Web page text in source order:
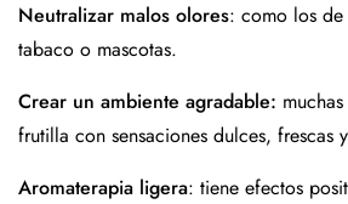
Neutralizar malos olores: como los
tabaco o mascotas.
Crear un ambiente agradable:
frutilla con sensaciones dulces, frescas
Aromaterapia ligera: tiene efectos